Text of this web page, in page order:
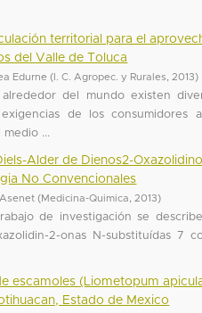
territorial para el
del Valle de Toluca
Edurne ( I. C. Agropec. y Rurales 2013)
alrededor del mundo existen
de los consumidores
...
Alder de Dienos2-
No Convencionales
(Medicina-Quimica 2013)
de investigación se
2-onas N-substituídas 7
escamoles (Liometopum
Estado de Mexico